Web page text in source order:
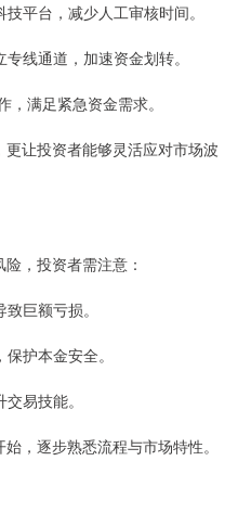
平台，减少人工审核时间。
线通道，加速资金划转。
满足紧急资金需求。
让投资者能够灵活应对市场波
，投资者需注意：
巨额亏损。
护本金安全。
易技能。
，逐步熟悉流程与市场特性。